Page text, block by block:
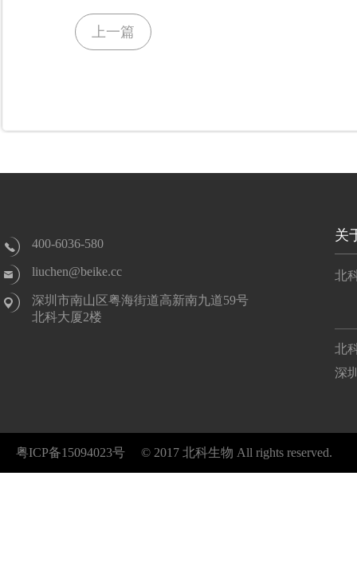
上一篇
400-6036-580
liuchen@beike.cc
深圳市南山区粤海街道高新南九道59号
北科大厦2楼
关
北
北
深
粤ICP备15094023号​​​​ © 2017 北科生物 All rights reserved.​​​​